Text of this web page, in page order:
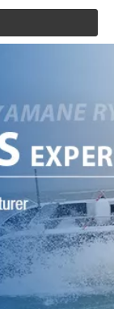
Barco de aluminio de agua salada con luces de navegación de alta calidad